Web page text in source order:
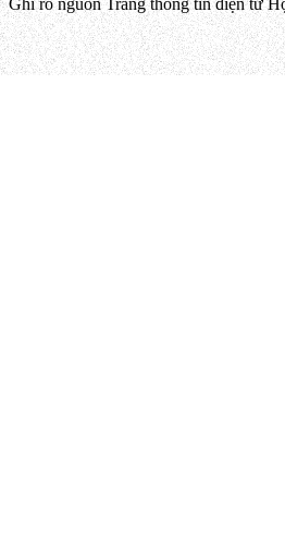
Ghi rõ nguồn Trang thông tin điện tử